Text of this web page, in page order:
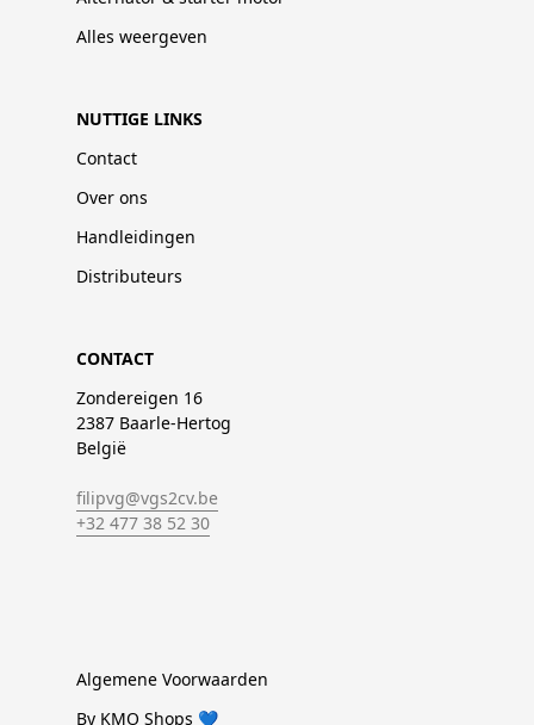
Alles weergeven
NUTTIGE LINKS
Contact
Over ons
Handleidingen
Distributeurs
CONTACT
Zondereigen 16
2387 Baarle-Hertog
België
filipvg@vgs2cv.be
+32 477 38 52 30
Algemene Voorwaarden
By KMO Shops 💙